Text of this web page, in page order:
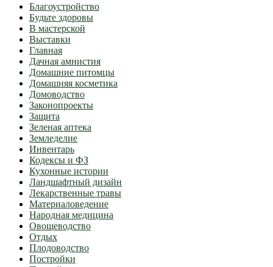
Благоустройство
Будьте здоровы
В мастерской
Выставки
Главная
Дачная амнистия
Домашние питомцы
Домашняя косметика
Домоводство
Законопроекты
Защита
Зеленая аптека
Земледелие
Инвентарь
Кодексы и ФЗ
Кухонные истории
Ландшафтный дизайн
Лекарственные травы
Материаловедение
Народная медицина
Овощеводство
Отдых
Плодоводство
Постройки